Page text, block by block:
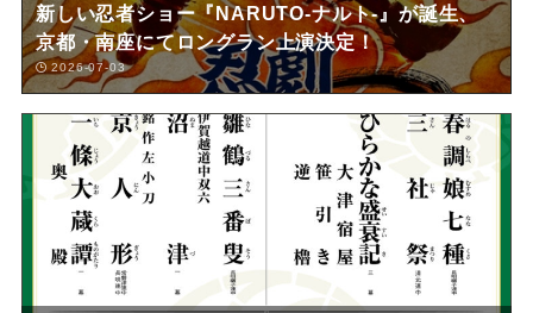
新しい忍者ショー『NARUTO-ナルト-』が誕生、
京都・南座にてロングラン上演決定！
2026-07-03